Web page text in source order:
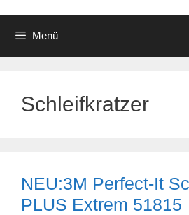
Menü
Schleifkratzer
NEU:3M Perfect-It
PLUS Extrem 51815